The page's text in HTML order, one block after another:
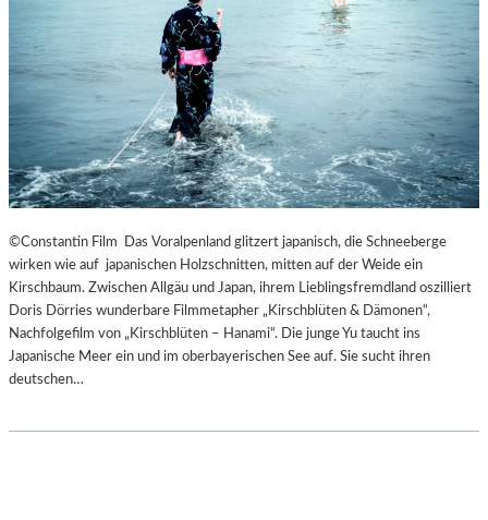
©Constantin Film Das Voralpenland glitzert japanisch, die Schneeberge
wirken wie auf japanischen Holzschnitten, mitten auf der Weide ein
Kirschbaum. Zwischen Allgäu und Japan, ihrem Lieblingsfremdland oszilliert
Doris Dörries wunderbare Filmmetapher „Kirschblüten & Dämonen“,
Nachfolgefilm von „Kirschblüten – Hanami“. Die junge Yu taucht ins
Japanische Meer ein und im oberbayerischen See auf. Sie sucht ihren
deutschen…